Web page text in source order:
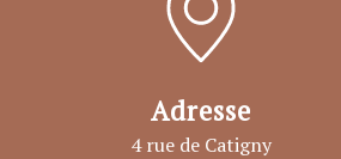
Adresse
4 rue de Catigny